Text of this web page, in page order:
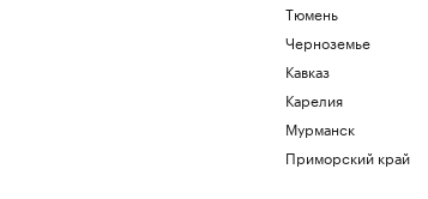
Тюмень
Черноземье
Кавказ
Карелия
Мурманск
Приморский край